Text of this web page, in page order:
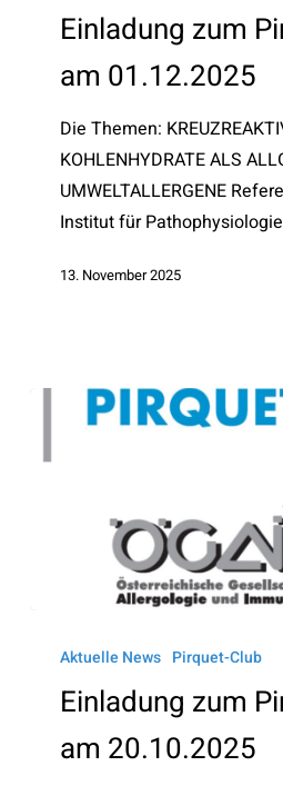
Pirquet
ClubEinladung zum
am 01.12.2025
Die Themen:
KOHLENHYDRATE ALS
UMWELTALLERGENE
Institut für
13. November 2025
zum
Pirquet
Club
Aktuelle News Pirquet-Club
Einladung zum
am 20.10.2025